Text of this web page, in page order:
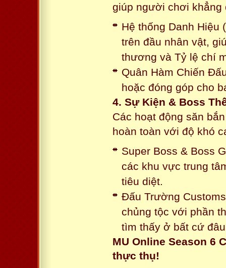
giúp người chơi khẳng
Hệ thống Danh Hiệu
trên đầu nhân vật,
thương và Tỷ lệ chí
Quân Hàm Chiến
hoặc đóng góp cho
4. Sự Kiện & Boss
Các hoạt động săn
hoàn toàn với độ khó
Super Boss & Boss
các khu vực trung
tiêu diệt.
Đấu Trường
chủng tộc với phần
tìm thấy ở bất cứ
MU Online Season 6
thực thụ!